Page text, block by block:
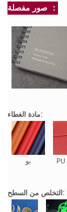
صور مفصلة ：
مادة الغطاء:
بو
التخلص من السطح: